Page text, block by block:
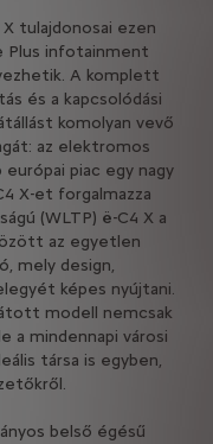
tulajdonosai ezen
Plus infotainment
A komplett
és a kapcsolódási
komolyan vevő
az elektromos
piac egy nagy
X-et forgalmazza
(WLTP) ë-C4 X a
az egyetlen
mely design,
képes nyújtani.
modell nemcsak
a mindennapi városi
társa is egyben,
belső égésű